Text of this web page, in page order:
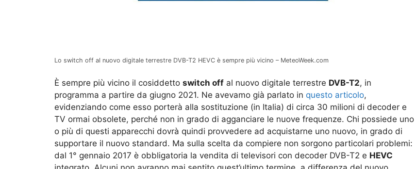
Lo switch off al nuovo digitale terrestre DVB-T2 HEVC è sempre più vicino – MeteoWeek.com
È sempre più vicino il cosiddetto switch off al nuovo digitale terrestre DVB-T2, in
programma a partire da giugno 2021. Ne avevamo già parlato in questo articolo,
evidenziando come esso porterà alla sostituzione (in Italia) di circa 30 milioni di decoder e
TV ormai obsolete, perché non in grado di agganciare le nuove frequenze. Chi possiede uno
o più di questi apparecchi dovrà quindi provvedere ad acquistarne uno nuovo, in grado di
supportare il nuovo standard. Ma sulla scelta da compiere non sorgono particolari problemi:
dal 1° gennaio 2017 è obbligatoria la vendita di televisori con decoder DVB-T2 e HEVC